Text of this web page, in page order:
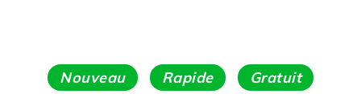
Nouveau Rapide Gratuit